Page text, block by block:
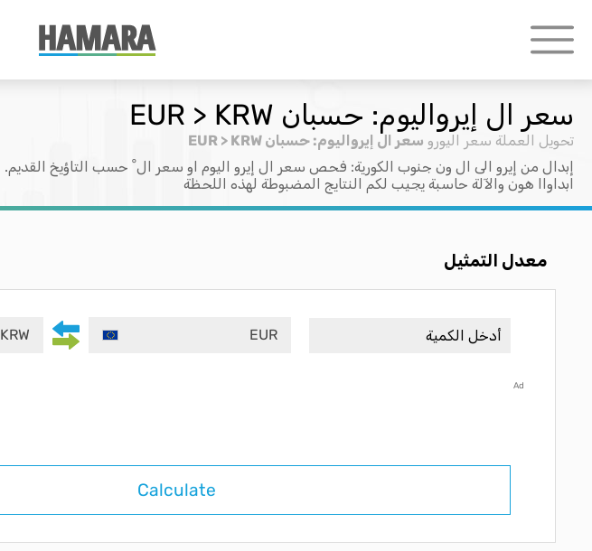
سعر ال إيرواليوم: حسبان EUR > KRW
تحويل العملة سعر اليورو سعر ال إيرواليوم: حسبان EUR > KRW
إبدال من إيرو الى ال ون جنوب الكورية: فحص سعر ال إيرو اليوم او سعر ال ْ حسب التاؤيخ القديم.
ابداواا هون والآلة حاسبة يجيب لكم النتايج المضبوطة لهذه اللحظة
معدل التمثيل
EUR
KRW
Ad
Calculate